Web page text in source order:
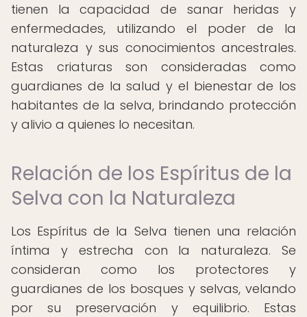
tienen la capacidad de sanar heridas y
enfermedades, utilizando el poder de la
naturaleza y sus conocimientos ancestrales.
Estas criaturas son consideradas como
guardianes de la salud y el bienestar de los
habitantes de la selva, brindando protección
y alivio a quienes lo necesitan.
Relación de los Espíritus de la
Selva con la Naturaleza
Los Espíritus de la Selva tienen una relación
íntima y estrecha con la naturaleza. Se
consideran como los protectores y
guardianes de los bosques y selvas, velando
por su preservación y equilibrio. Estas